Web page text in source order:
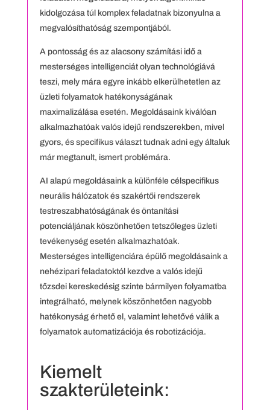
kidolgozása túl komplex feladatnak bizonyulna a
megvalósíthatóság szempontjából.
A pontosság és az alacsony számítási idő a
mesterséges intelligenciát olyan technológiává
teszi, mely mára egyre inkább elkerülhetetlen az
üzleti folyamatok hatékonyságának
maximalizálása esetén. Megoldásaink kiválóan
alkalmazhatóak valós idejű rendszerekben, mivel
gyors, és specifikus választ tudnak adni egy általuk
már megtanult, ismert problémára.
AI alapú megoldásaink a különféle célspecifikus
neurális hálózatok és szakértői rendszerek
testreszabhatóságának és öntanítási
potenciáljának köszönhetően tetszőleges üzleti
tevékenység esetén alkalmazhatóak.
Mesterséges intelligenciára épülő megoldásaink a
nehézipari feladatoktól kezdve a valós idejű
tőzsdei kereskedésig szinte bármilyen folyamatba
integrálható, melynek köszönhetően nagyobb
hatékonyság érhető el, valamint lehetővé válik a
folyamatok automatizációja és robotizációja.
Kiemelt
szakterületeink: